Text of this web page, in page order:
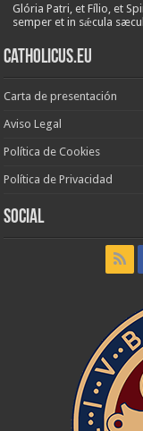
Glória Patri, et Fílio, et
semper et in sǽcula
Catholicus.eu
Carta de presentación
Aviso Legal
Política de Cookies
Política de Privacidad
Social